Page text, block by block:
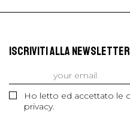
ISCRIVITI ALLA NEWSLETTER
Ho letto ed accettato le
privacy.